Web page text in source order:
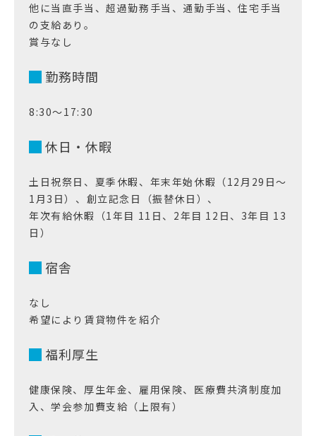
他に当直手当、超過勤務手当、通勤手当、住宅手当
の支給あり。
賞与なし
勤務時間
8:30～17:30
休日・休暇
土日祝祭日、夏季休暇、年末年始休暇（12月29日～
1月3日）、創立記念日（振替休日）、
年次有給休暇（1年目 11日、2年目 12日、3年目 13
日）
宿舎
なし
希望により賃貸物件を紹介
福利厚生
健康保険、厚生年金、雇用保険、医療費共済制度加
入、学会参加費支給（上限有）